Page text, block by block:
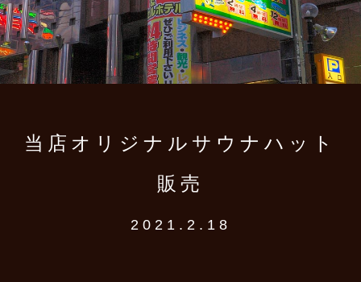
当店オリジナルサウナハット
販売
2021.2.18